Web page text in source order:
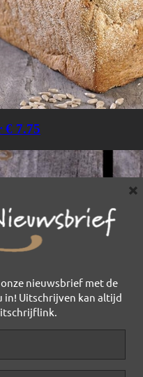
nieuwsbrief met de
in! Uitschrijven kan altijd
×